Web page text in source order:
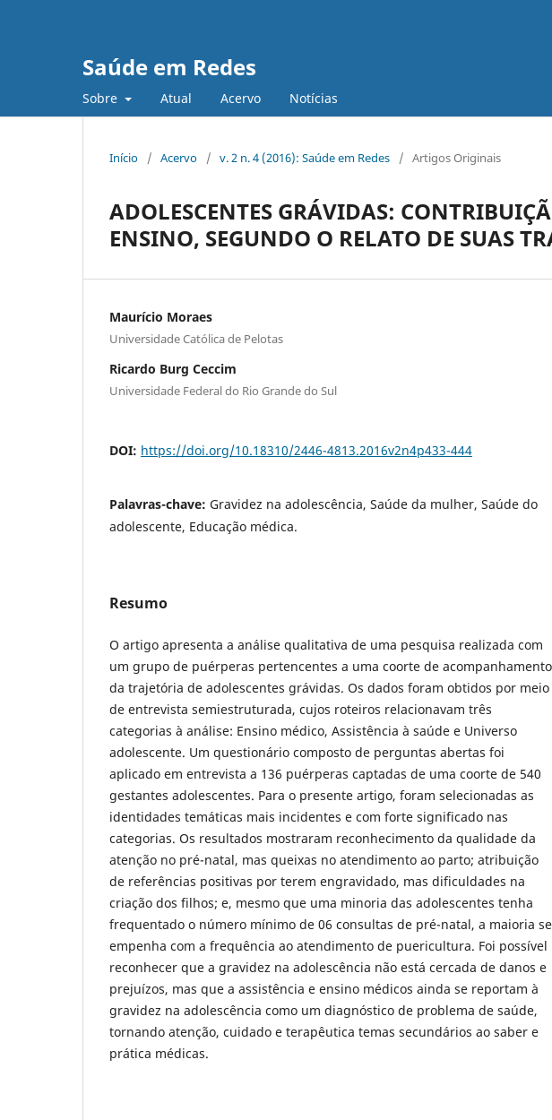
Saúde em Redes
Sobre Atual Acervo Notícias
Início / Acervo / v. 2 n. 4 (2016): Saúde em Redes / Artigos Originais
ADOLESCENTES GRÁVIDAS:
ENSINO, SEGUNDO O RELATO DE SUAS
Maurício Moraes
Universidade Católica de Pelotas
Ricardo Burg Ceccim
Universidade Federal do Rio Grande do Sul
DOI: https://doi.org/10.18310/2446-4813.2016v2n4p433-444
Palavras-chave: Gravidez na adolescência, Saúde da mulher, Saúde do
adolescente, Educação médica.
Resumo
O artigo apresenta a análise qualitativa de uma pesquisa realizada com
um grupo de puérperas pertencentes a uma coorte de acompanhamento
da trajetória de adolescentes grávidas. Os dados foram obtidos por meio
de entrevista semiestruturada, cujos roteiros relacionavam três
categorias à análise: Ensino médico, Assistência à saúde e Universo
adolescente. Um questionário composto de perguntas abertas foi
aplicado em entrevista a 136 puérperas captadas de uma coorte de 540
gestantes adolescentes. Para o presente artigo, foram selecionadas as
identidades temáticas mais incidentes e com forte significado nas
categorias. Os resultados mostraram reconhecimento da qualidade da
atenção no pré-natal, mas queixas no atendimento ao parto; atribuição
de referências positivas por terem engravidado, mas dificuldades na
criação dos filhos; e, mesmo que uma minoria das adolescentes tenha
frequentado o número mínimo de 06 consultas de pré-natal, a maioria se
empenha com a frequência ao atendimento de puericultura. Foi possível
reconhecer que a gravidez na adolescência não está cercada de danos e
prejuízos, mas que a assistência e ensino médicos ainda se reportam à
gravidez na adolescência como um diagnóstico de problema de saúde,
tornando atenção, cuidado e terapêutica temas secundários ao saber e
prática médicas.